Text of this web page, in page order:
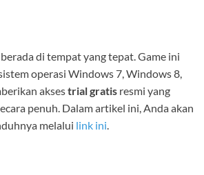
di tempat yang tepat. Game ini
operasi Windows 7, Windows 8,
aksestrial gratis resmi yang
penuh. Dalam artikel ini, Anda akan
melalui link ini.